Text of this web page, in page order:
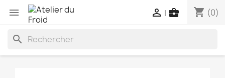
 shopping_cart (0)
 | 
search